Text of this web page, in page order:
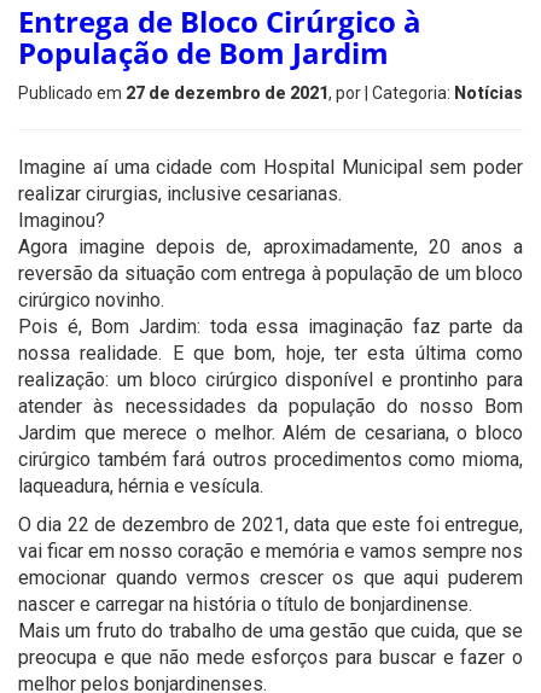
Entrega de Bloco Cirúrgico à
População de Bom Jardim
Publicado em 27 de dezembro de 2021, por | Categoria: Notícias
Imagine aí uma cidade com Hospital Municipal sem poder
realizar cirurgias, inclusive cesarianas.
Imaginou?
Agora imagine depois de, aproximadamente, 20 anos a
reversão da situação com entrega à população de um bloco
cirúrgico novinho.
Pois é, Bom Jardim: toda essa imaginação faz parte da
nossa realidade. E que bom, hoje, ter esta última como
realização: um bloco cirúrgico disponível e prontinho para
atender às necessidades da população do nosso Bom
Jardim que merece o melhor. Além de cesariana, o bloco
cirúrgico também fará outros procedimentos como mioma,
laqueadura, hérnia e vesícula.
O dia 22 de dezembro de 2021, data que este foi entregue,
vai ficar em nosso coração e memória e vamos sempre nos
emocionar quando vermos crescer os que aqui puderem
nascer e carregar na história o título de bonjardinense.
Mais um fruto do trabalho de uma gestão que cuida, que se
preocupa e que não mede esforços para buscar e fazer o
melhor pelos bonjardinenses.